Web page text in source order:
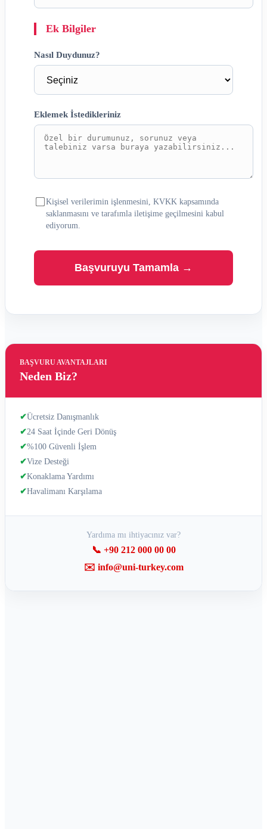
BAŞVURU AVANTAJLARI
Neden Biz?
✔Ücretsiz Danışmanlık
✔24 Saat İçinde Geri Dönüş
✔%100 Güvenli İşlem
✔Vize Desteği
✔Konaklama Yardımı
✔Havalimanı Karşılama
Yardıma mı ihtiyacınız var?
📞 +90 212 000 00 00
✉️ info@uni-turkey.com
Ek Bilgiler
Nasıl Duydunuz?
Eklemek İstedikleriniz
Kişisel verilerimin işlenmesini, KVKK kapsamında
saklanmasını ve tarafımla iletişime geçilmesini kabul
ediyorum.
Başvuruyu Tamamla →